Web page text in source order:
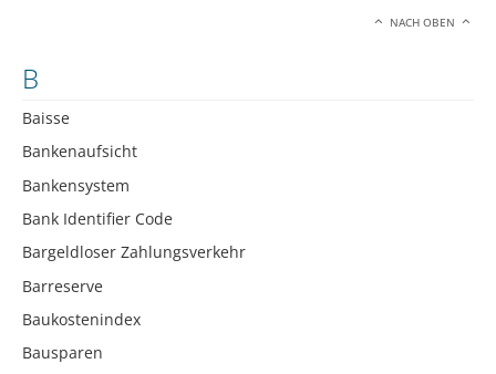
NACH OBEN
B
Baisse
Bankenaufsicht
Bankensystem
Bank Identifier Code
Bargeldloser Zahlungsverkehr
Barreserve
Baukostenindex
Bausparen